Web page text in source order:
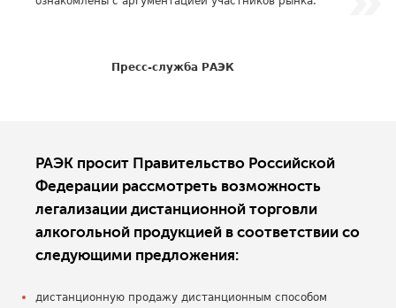
Пресс-служба РАЭК
РАЭК просит Правительство Российской
Федерации рассмотреть возможность
легализации дистанционной торговли
алкогольной продукцией в соответствии со
следующими предложения:
дистанционную продажу дистанционным способом